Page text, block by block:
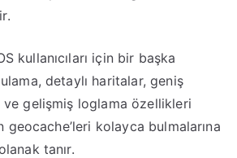
kullanıcıları için bir başka
detaylı haritalar, geniş
ve gelişmiş loglama özellikleri
geocache’leri kolayca bulmalarına
tanır.